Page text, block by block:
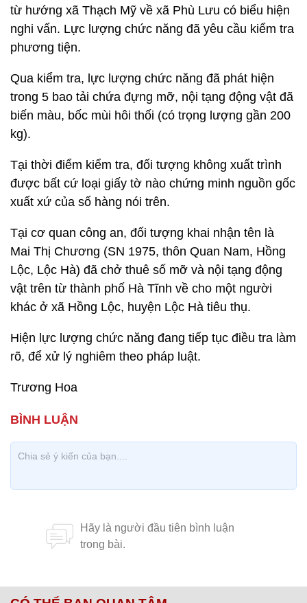
từ hướng xã Thạch Mỹ về xã Phù Lưu có biểu hiện
nghi vấn. Lực lượng chức năng đã yêu cầu kiểm tra
phương tiện.
Qua kiểm tra, lực lượng chức năng đã phát hiện
trong 5 bao tải chứa đựng mỡ, nội tạng động vật đã
biến màu, bốc mùi hôi thối (có trọng lượng gần 200
kg).
Tại thời điểm kiểm tra, đối tượng không xuất trình
được bất cứ loại giấy tờ nào chứng minh nguồn gốc
xuất xứ của số hàng nói trên.
Tại cơ quan công an, đối tượng khai nhận tên là
Mai Thị Chương (SN 1975, thôn Quan Nam, Hồng
Lộc, Lộc Hà) đã chở thuê số mỡ và nội tạng động
vật trên từ thành phố Hà Tĩnh về cho một người
khác ở xã Hồng Lộc, huyện Lộc Hà tiêu thụ.
Hiện lực lượng chức năng đang tiếp tục điều tra làm
rõ, để xử lý nghiêm theo pháp luật.
Trương Hoa